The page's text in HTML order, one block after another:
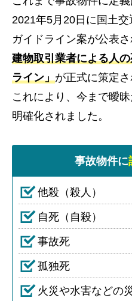
2021年5月20日に国土
ガイドライン案が公表
建物取引業者による人
ライン」が正式に策定さ
これにより、今まで曖
明確化されました。
事故物件に
他殺（殺人）
自死（自殺）
事故死
孤独死
火災や水害などの